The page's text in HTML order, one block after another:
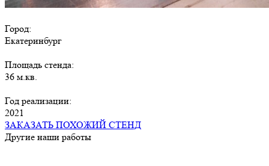
Город:
Екатеринбург
Площадь стенда:
36 м.кв.
Год реализации:
2021
ЗАКАЗАТЬ ПОХОЖИЙ СТЕНД
Другие наши работы